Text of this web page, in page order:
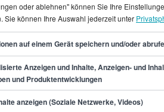
als QA Engineer in
Stunde und 4.083 € im
zwischen 41.600 €
für den Beruf
findest du für verschiedene
, Praktikanten-,
Job als QA Engineer in
oder ablehnen" können Sie Ihre
Sie können Ihre Auswahl jederzeit unter
auf einem Gerät speichern und/oder
Anzeigen und Inhalte, Anzeigen- und
und Produktentwicklungen
anzeigen (Soziale Netzwerke, Videos)